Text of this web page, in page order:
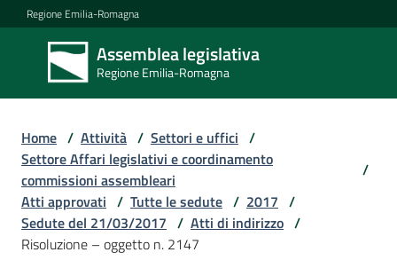
Vai al contenuto
Vai alla navigazione
Vai al footer
Regione Emilia-Romagna
Assemblea legislativa
Regione Emilia-Romagna
Assemblea
legislativa
Regione Emilia-
Assemblea
Home / Attività / Settori e uffici /
Settore Affari legislativi e coordinamento
commissioni assembleari
/
Atti approvati / Tutte le sedute / 2017 /
Sedute del 21/03/2017 / Atti di indirizzo /
Risoluzione – oggetto n. 2147